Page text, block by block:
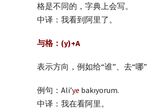
格是不同的，字典上会写。
中译：我看到阿里了。
与格：(y)+A
表示方向，例如给“谁”、去“哪”
例句：Ali’ye bakıyorum.
中译：我在看阿里。